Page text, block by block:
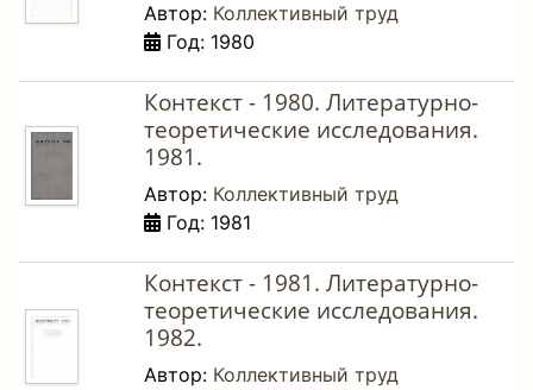
Автор: Коллективный труд
Год: 1980
Контекст - 1980. Литературно-
теоретические исследования.
1981.
Автор: Коллективный труд
Год: 1981
Контекст - 1981. Литературно-
теоретические исследования.
1982.
Автор: Коллективный труд